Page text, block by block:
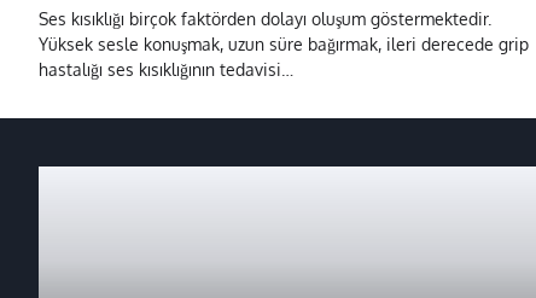
Ses kısıklığı birçok faktörden dolayı oluşum göstermektedir.
Yüksek sesle konuşmak, uzun süre bağırmak, ileri derecede grip
hastalığı ses kısıklığının tedavisi…